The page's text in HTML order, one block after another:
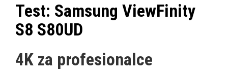
Test: Samsung ViewFinity
S8 S80UD
4K za profesionalce